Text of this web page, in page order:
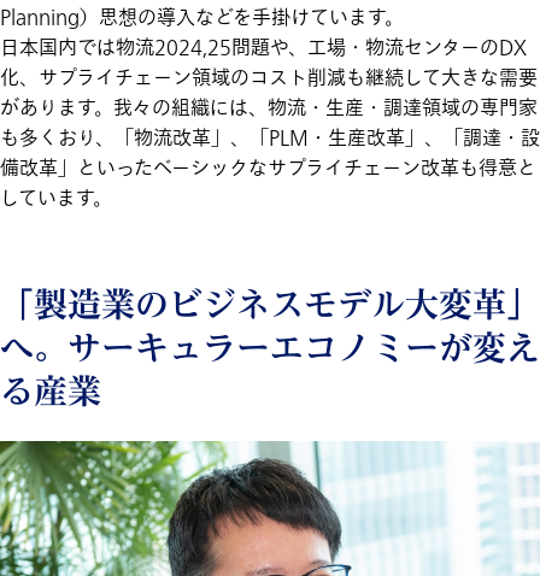
Planning）思想の導入などを手掛けています。
日本国内では物流2024,25問題や、工場・物流センターのDX
化、サプライチェーン領域のコスト削減も継続して大きな需要
があります。我々の組織には、物流・生産・調達領域の専門家
も多くおり、「物流改革」、「PLM・生産改革」、「調達・設
備改革」といったベーシックなサプライチェーン改革も得意と
しています。
「製造業のビジネスモデル大変革」
へ。サーキュラーエコノミーが変え
る産業